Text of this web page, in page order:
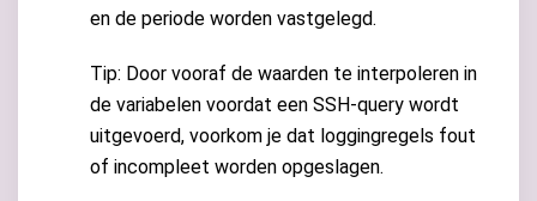
en de periode worden vastgelegd.
Tip: Door vooraf de waarden te interpoleren in
de variabelen voordat een SSH-query wordt
uitgevoerd, voorkom je dat loggingregels fout
of incompleet worden opgeslagen.